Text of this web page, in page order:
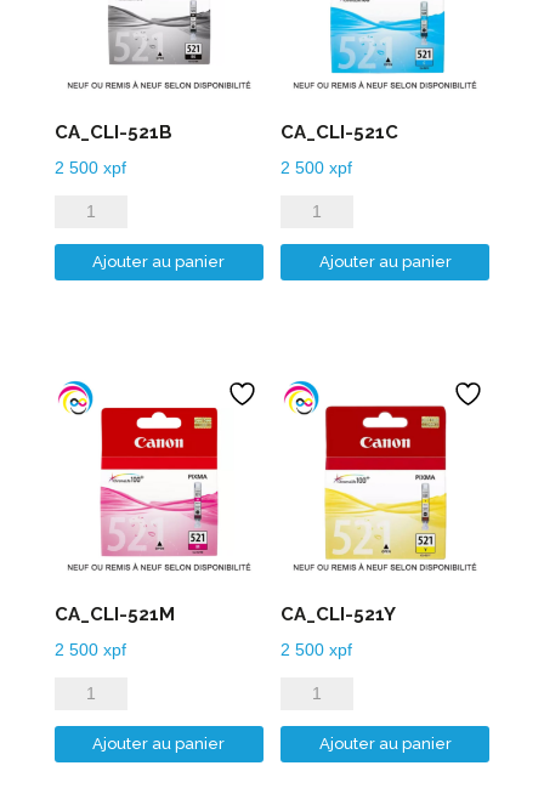
CA_CLI-521B
2 500 xpf
quantité
de
CA_CLI-
Ajouter au panier
CA_CLI-521C
2 500xpf
quantité
de
CA_CLI-
Ajouter au panier
CA_CLI-521M
2 500 xpf
quantité
de
CA_CLI-
Ajouter au panier
CA_CLI-521Y
2 500xpf
quantité
de
CA_CLI-
Ajouter au panier